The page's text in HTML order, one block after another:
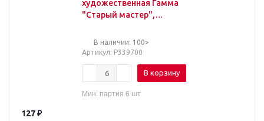
художественная Гамма
"Старый мастер",
кювета
В наличии: 100>
Артикул: Р339700
В корзину
Мин. партия 6 шт
127₽